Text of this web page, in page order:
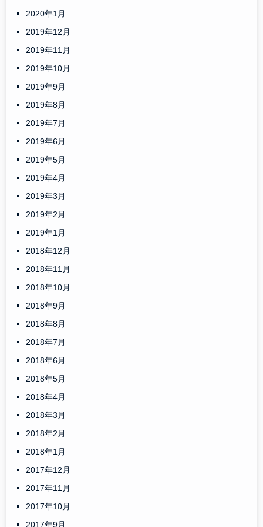
2020年1月
2019年12月
2019年11月
2019年10月
2019年9月
2019年8月
2019年7月
2019年6月
2019年5月
2019年4月
2019年3月
2019年2月
2019年1月
2018年12月
2018年11月
2018年10月
2018年9月
2018年8月
2018年7月
2018年6月
2018年5月
2018年4月
2018年3月
2018年2月
2018年1月
2017年12月
2017年11月
2017年10月
2017年9月